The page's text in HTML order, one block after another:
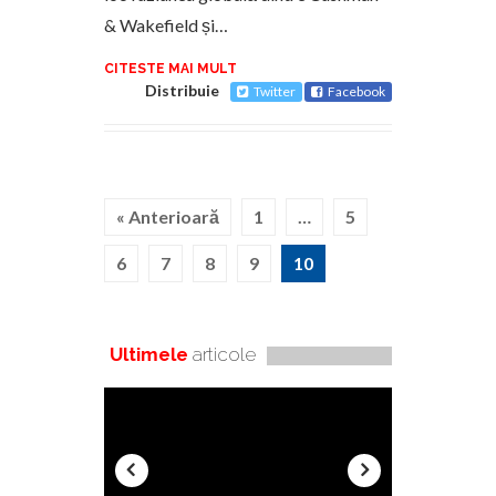
& Wakefield și…
CITESTE MAI MULT
Distribuie Twitter Facebook
« Anterioară 1 … 5
6 7 8 9 10
Ultimele articole